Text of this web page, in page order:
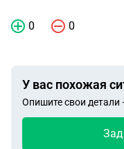
0 0
У вас похожая
Опишите свои детали